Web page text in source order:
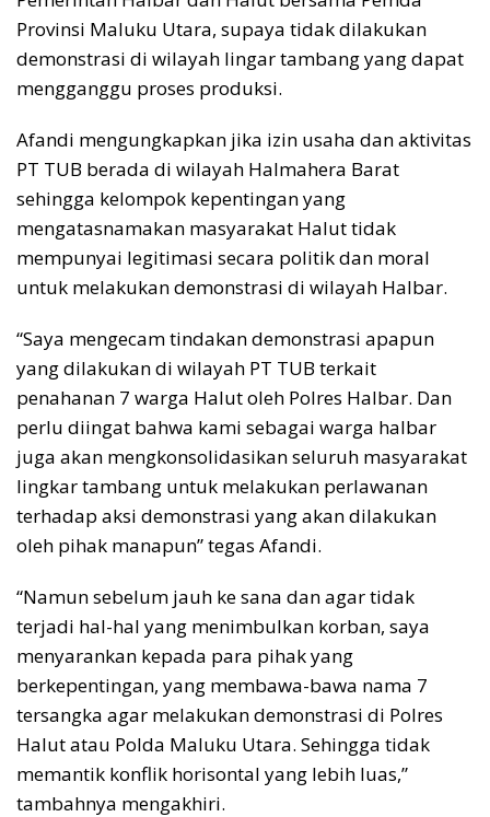
Provinsi Maluku Utara, supaya tidak dilakukan
demonstrasi di wilayah lingar tambang yang dapat
mengganggu proses produksi.
Afandi mengungkapkan jika izin usaha dan aktivitas
PT TUB berada di wilayah Halmahera Barat
sehingga kelompok kepentingan yang
mengatasnamakan masyarakat Halut tidak
mempunyai legitimasi secara politik dan moral
untuk melakukan demonstrasi di wilayah Halbar.
“Saya mengecam tindakan demonstrasi apapun
yang dilakukan di wilayah PT TUB terkait
penahanan 7 warga Halut oleh Polres Halbar. Dan
perlu diingat bahwa kami sebagai warga halbar
juga akan mengkonsolidasikan seluruh masyarakat
lingkar tambang untuk melakukan perlawanan
terhadap aksi demonstrasi yang akan dilakukan
oleh pihak manapun” tegas Afandi.
“Namun sebelum jauh ke sana dan agar tidak
terjadi hal-hal yang menimbulkan korban, saya
menyarankan kepada para pihak yang
berkepentingan, yang membawa-bawa nama 7
tersangka agar melakukan demonstrasi di Polres
Halut atau Polda Maluku Utara. Sehingga tidak
memantik konflik horisontal yang lebih luas,”
tambahnya mengakhiri.